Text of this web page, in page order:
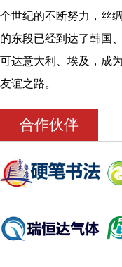
个世纪的不断努力，丝
的东段已经到达了韩国
可达意大利、埃及，成
友谊之路。
合作伙伴